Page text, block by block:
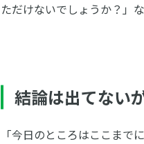
ただけないでしょうか？」
結論は出てない
「今日のところはここまで